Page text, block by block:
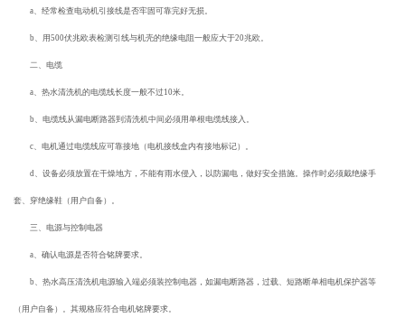
a、经常检查电动机引接线是否牢固可靠完好无损。
b、用500伏兆欧表检测引线与机壳的绝缘电阻一般应大于20兆欧。
二、电缆
a、热水清洗机的电缆线长度一般不过10米。
b、电缆线从漏电断路器到清洗机中间必须用单根电缆线接入。
c、电机通过电缆线应可靠接地（电机接线盒内有接地标记）。
d、设备必须放置在干燥地方，不能有雨水侵入，以防漏电，做好安全措施。操作时必须戴绝缘手
套、穿绝缘鞋（用户自备）。
三、电源与控制电器
a、确认电源是否符合铭牌要求。
b、热水高压清洗机电源输入端必须装控制电器，如漏电断路器，过载、短路断单相电机保护器等
（用户自备）。其规格应符合电机铭牌要求。